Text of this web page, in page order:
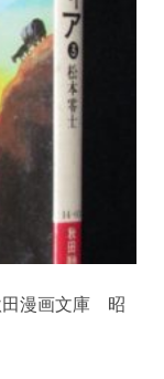
田漫画文庫 昭